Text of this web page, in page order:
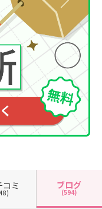
コミ ブログ
(594)